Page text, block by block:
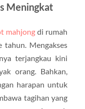
Meningkat
mahjong di rumah
Mengakses
terjangkau kini
orang. Bahkan,
harapan untuk
tagihan yang